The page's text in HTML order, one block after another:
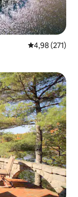
4,98 (271)